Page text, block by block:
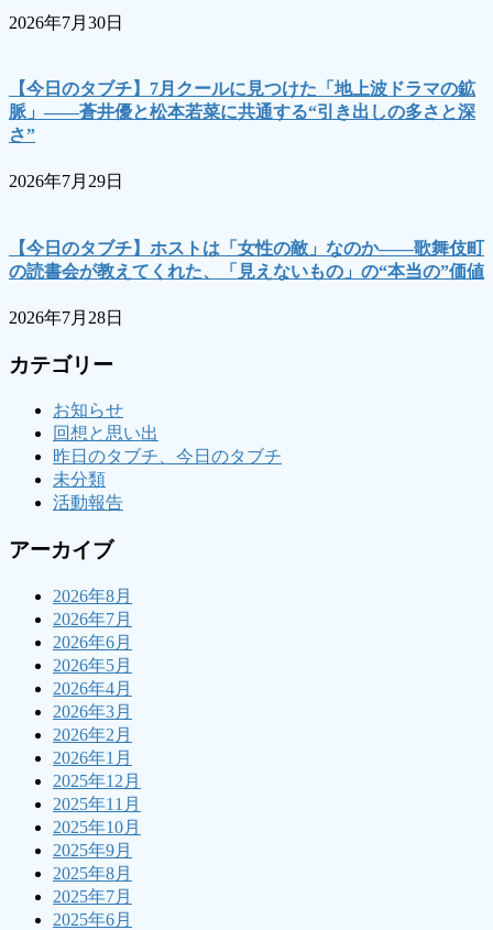
2026年7月30日
【今日のタブチ】7月クールに見つけた「地上波ドラマの鉱
脈」――蒼井優と松本若菜に共通する“引き出しの多さと深
さ”
2026年7月29日
【今日のタブチ】ホストは「女性の敵」なのか――歌舞伎町
の読書会が教えてくれた、「見えないもの」の“本当の”価値
2026年7月28日
カテゴリー
お知らせ
回想と思い出
昨日のタブチ、今日のタブチ
未分類
活動報告
アーカイブ
2026年8月
2026年7月
2026年6月
2026年5月
2026年4月
2026年3月
2026年2月
2026年1月
2025年12月
2025年11月
2025年10月
2025年9月
2025年8月
2025年7月
2025年6月